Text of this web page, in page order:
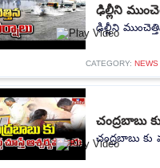
ఢిల్లీని
ఢిల్లీని
CATEGORY: NEWS
చంద్రబాబు
చంద్రబాబు కు